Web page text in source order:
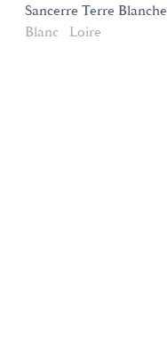
Sancerre Terre Blanche
Blanc
Loire